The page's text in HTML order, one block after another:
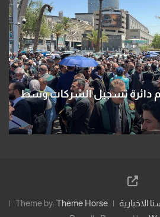
دائرة تسجيل الشركات وسط
الاخبارية Theme by: Theme Horse